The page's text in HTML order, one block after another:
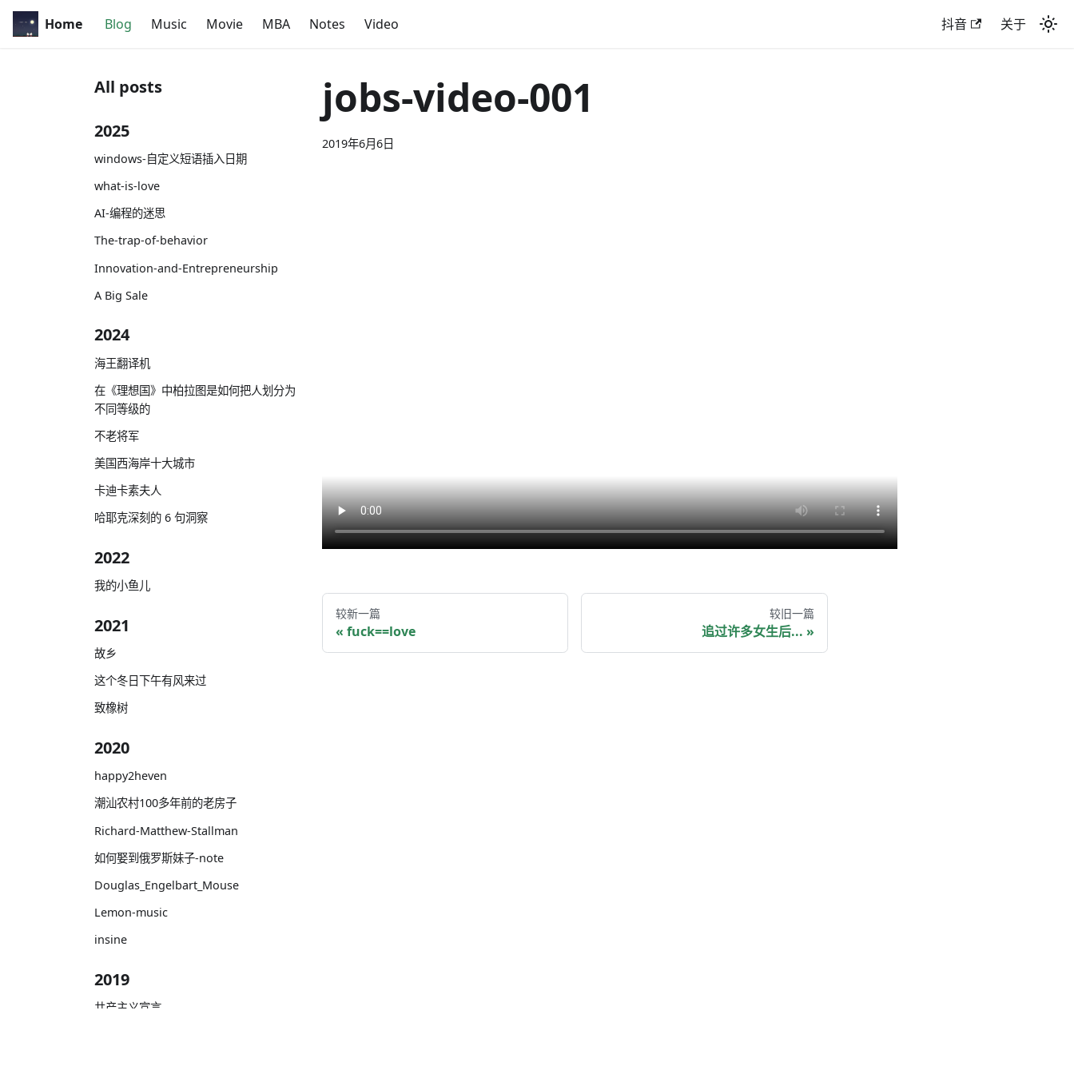
Home Blog Music Movie MBA Notes Video 抖音 关于
All posts
2025
windows-自定义短语插入日期
what-is-love
AI-编程的迷思
The-trap-of-behavior
Innovation-and-Entrepreneurship
A Big Sale
2024
海王翻译机
在《理想国》中柏拉图是如何把人划分为
不同等级的
不老将军
美国西海岸十大城市
卡迪卡素夫人
哈耶克深刻的 6 句洞察
2022
我的小鱼儿
2021
故乡
这个冬日下午有风来过
致橡树
2020
happy2heven
潮汕农村100多年前的老房子
Richard-Matthew-Stallman
如何娶到俄罗斯妹子-note
Douglas_Engelbart_Mouse
Lemon-music
insine
2019
共产主义宣言
jobs-video-001
2019年6月6日
较新一篇
fuck==love
较旧一篇
追过许多女生后...